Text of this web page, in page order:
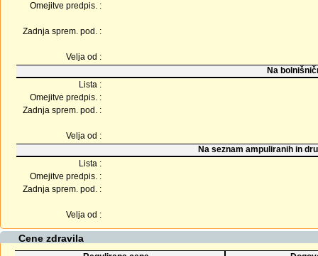
Omejitve predpis. :
Zadnja sprem. pod. :
Velja od :
Na
Lista :
Omejitve predpis. :
Zadnja sprem. pod. :
Velja od :
Na seznam ampuliranih in
Lista :
Omejitve predpis. :
Zadnja sprem. pod. :
Velja od :
Cene zdravila